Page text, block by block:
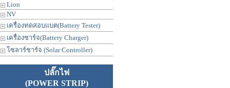
Lion
NV
เครื่องทดสอบแบต(Battery Tester)
เครื่องชาร์จ(Battery Charger)
โซลาร์ชาร์จ (Solar Controller)
ปลั๊กไฟ
(POWER STRIP)